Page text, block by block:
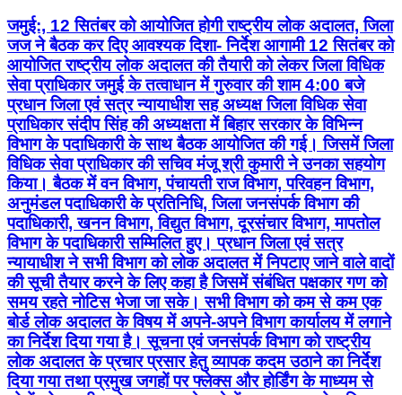
जमुई:, 12 सितंबर को आयोजित होगी राष्ट्रीय लोक अदालत, जिला
जज ने बैठक कर दिए आवश्यक दिशा- निर्देश आगामी 12 सितंबर को
आयोजित राष्ट्रीय लोक अदालत की तैयारी को लेकर जिला विधिक
सेवा प्राधिकार जमुई के तत्वाधान में गुरुवार की शाम 4:00 बजे
प्रधान जिला एवं सत्र न्यायाधीश सह अध्यक्ष जिला विधिक सेवा
प्राधिकार संदीप सिंह की अध्यक्षता में बिहार सरकार के विभिन्न
विभाग के पदाधिकारी के साथ बैठक आयोजित की गई। जिसमें जिला
विधिक सेवा प्राधिकार की सचिव मंजू श्री कुमारी ने उनका सहयोग
किया। बैठक में वन विभाग, पंचायती राज विभाग, परिवहन विभाग,
अनुमंडल पदाधिकारी के प्रतिनिधि, जिला जनसंपर्क विभाग की
पदाधिकारी, खनन विभाग, विद्युत विभाग, दूरसंचार विभाग, मापतोल
विभाग के पदाधिकारी सम्मिलित हुए। प्रधान जिला एवं सत्र
न्यायाधीश ने सभी विभाग को लोक अदालत में निपटाए जाने वाले वादों
की सूची तैयार करने के लिए कहा है जिसमें संबंधित पक्षकार गण को
समय रहते नोटिस भेजा जा सके। सभी विभाग को कम से कम एक
बोर्ड लोक अदालत के विषय में अपने-अपने विभाग कार्यालय में लगाने
का निर्देश दिया गया है। सूचना एवं जनसंपर्क विभाग को राष्ट्रीय
लोक अदालत के प्रचार प्रसार हेतु व्यापक कदम उठाने का निर्देश
दिया गया तथा प्रमुख जगहों पर फ्लेक्स और होर्डिंग के माध्यम से